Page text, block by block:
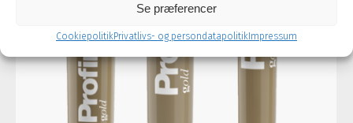
Se præferencer
CookiepolitikPrivatlivs- og persondatapolitik Impressum